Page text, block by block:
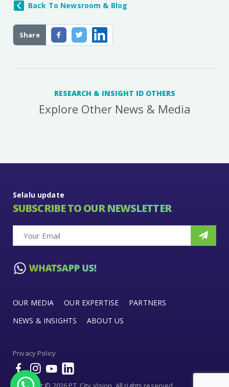
Share
Back To Newsroom & Blog
RESEARCH & INSIGHT ID OTHERS
Explore Other News & Media
Selalu update
SUBSCRIBE TO OUR NEWSLETTER
OUR MEDIA OUR EXPERTISE
PARTNERS
NEWS & INSIGHTS
ABOUT US
Privacy Policy